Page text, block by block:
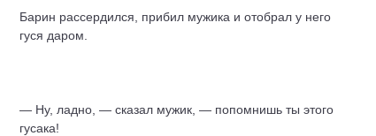
Барин рассердился, прибил мужика и отобрал у него
гуся даром.
— Ну, ладно, — сказал мужик, — попомнишь ты этого
гусака!